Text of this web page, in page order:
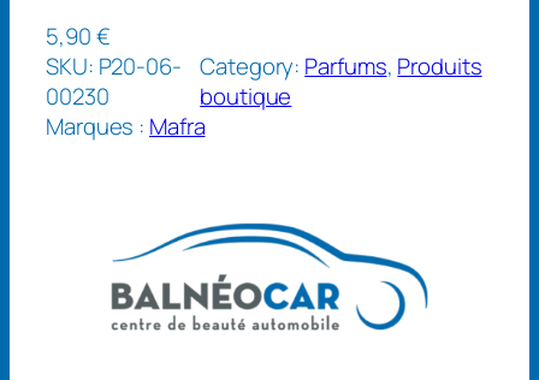
5,90€
SKU: P20-06-
00230
Category: Parfums, Produits
boutique
Marques : Mafra